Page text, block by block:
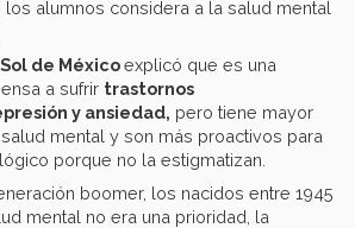
alumnos considera a la salud mental
de Méxicoexplicó que es una
a sufrir trastornos
y ansiedad, pero tiene mayor
mental y son más proactivos para
porque no la estigmatizan.
boomer, los nacidos entre 1945
mental no era una prioridad, la